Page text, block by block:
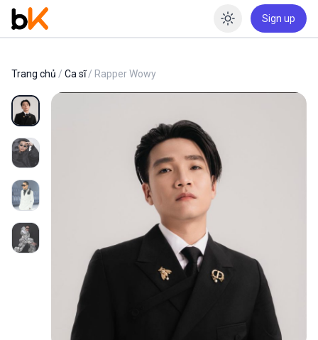
Enable
Sign up
Trang chủ / Ca sĩ/ Rapper Wowy